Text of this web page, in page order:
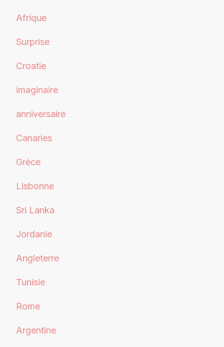
Afrique
Surprise
Croatie
imaginaire
anniversaire
Canaries
Grèce
Lisbonne
Sri Lanka
Jordanie
Angleterre
Tunisie
Rome
Argentine